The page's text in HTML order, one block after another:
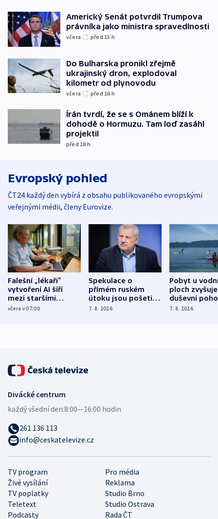
Americký Senát potvrdil Trumpova
právníka jako ministra spravedlnosti
včera před 15 h
Do Bulharska pronikl zřejmě
ukrajinský dron, explodoval
kilometr od plynovodu
včera před 16 h
Írán tvrdí, že se s Ománem blíží k
dohodě o Hormuzu. Tam loď zasáhl
projektil
před 18 h
Evropský pohled
ČT24 každý den vybírá z obsahu publikovaného evropskými
veřejnými médii, členy Eurovize.
Falešní „lékaři“
vytvoření AI šíří
mezi staršími
Poláky nebezpečné
včera v 07:00
Spekulace o
přímém ruském
útoku jsou pošetilé,
míní estonský
7. 8. 2026
Pobyt u
ploch zvyšuje
duševní
ukázala
7. 8. 2026
TV program
Pro média
Živé vysílání
Reklama
TV poplatky
Studio Brno
Teletext
Studio Ostrava
Podcasty
Rada ČT
Divácké centrum
každý všední den:8:00—16:00 hodin
261 136 113
info@ceskatelevize.cz